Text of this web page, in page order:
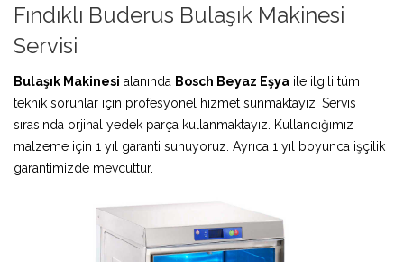
Fındıklı Buderus Bulaşık Makinesi
Servisi
Bulaşık Makinesi alanında Bosch Beyaz Eşya ile ilgili tüm
teknik sorunlar için profesyonel hizmet sunmaktayız. Servis
sırasında orjinal yedek parça kullanmaktayız. Kullandığımız
malzeme için 1 yıl garanti sunuyoruz. Ayrıca 1 yıl boyunca işçilik
garantimizde mevcuttur.